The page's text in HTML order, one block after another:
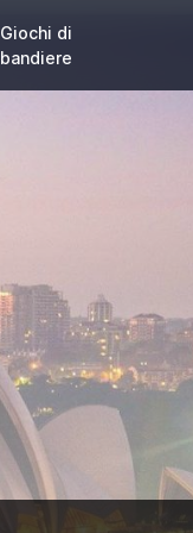
Giochi di
bandiere